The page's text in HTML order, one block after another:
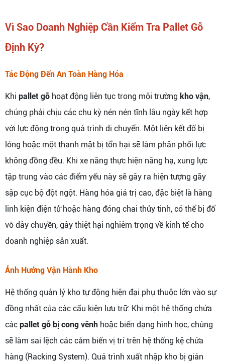
Vì Sao Doanh Nghiệp Cần Kiểm Tra Pallet Gỗ
Định Kỳ?
Tác Động Đến An Toàn Hàng Hóa
Khi pallet gỗ hoạt động liên tục trong môi trường kho vận,
chúng phải chịu các chu kỳ nén nén tĩnh lâu ngày kết hợp
với lực động trong quá trình di chuyển. Một liên kết đố bị
lỏng hoặc một thanh mặt bị tổn hại sẽ làm phân phối lực
không đồng đều. Khi xe nâng thực hiện nâng hạ, xung lực
tập trung vào các điểm yếu này sẽ gây ra hiện tượng gãy
sập cục bộ đột ngột. Hàng hóa giá trị cao, đặc biệt là hàng
linh kiện điện tử hoặc hàng đóng chai thủy tinh, có thể bị đổ
vỡ dây chuyền, gây thiệt hại nghiêm trọng về kinh tế cho
doanh nghiệp sản xuất.
Ảnh Hưởng Vận Hành Kho
Hệ thống quản lý kho tự động hiện đại phụ thuộc lớn vào sự
đồng nhất của các cấu kiện lưu trữ. Khi một hệ thống chứa
các pallet gỗ bị cong vênh hoặc biến dạng hình học, chúng
sẽ làm sai lệch các cảm biến vị trí trên hệ thống kệ chứa
hàng (Racking System). Quá trình xuất nhập kho bị gián